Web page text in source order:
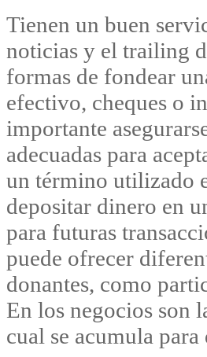
Tienen un buen
noticias y el trailing
formas de fondear
efectivo, cheques o
importante
adecuadas para
un término utilizado
depositar dinero en
para futuras
puede ofrecer
donantes, como
En los negocios son
cual se acumula